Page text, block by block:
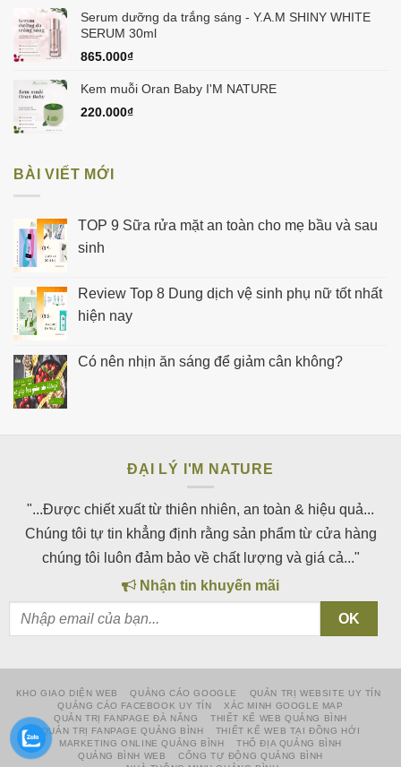
Serum dưỡng da trắng sáng - Y.A.M SHINY WHITE
SERUM 30ml
865.000₫
Kem muỗi Oran Baby I'M NATURE
220.000₫
BÀI VIẾT MỚI
TOP 9 Sữa rửa mặt an toàn cho mẹ bầu và sau
sinh
Review Top 8 Dung dịch vệ sinh phụ nữ tốt nhất
hiện nay
Có nên nhịn ăn sáng để giảm cân không?
ĐẠI LÝ I'M NATURE
"...Được chiết xuất từ thiên nhiên, an toàn & hiệu quả...
Chúng tôi tự tin khẳng định rằng sản phẩm từ cửa hàng
chúng tôi luôn đảm bảo về chất lượng và giá cả..."
Nhận tin khuyến mãi
KHO GIAO DIỆN WEB QUẢNG CÁO GOOGLE
QUẢN TRỊ WEBSITE UY TÍN
QUẢNG CÁO FACEBOOK UY TÍN
XÁC MINH GOOGLE MAP
QUẢN TRỊ FANPAGE ĐÀ NẴNG
THIẾT KẾ WEB QUẢNG BÌNH
QUẢN TRỊ FANPAGE QUẢNG BÌNH
THIẾT KẾ WEB TẠI ĐỒNG HỚI
MARKETING ONLINE QUẢNG BÌNH
THỔ ĐỊA QUẢNG BÌNH
QUẢNG BÌNH WEB
CỔNG TỰ ĐỘNG QUẢNG BÌNH